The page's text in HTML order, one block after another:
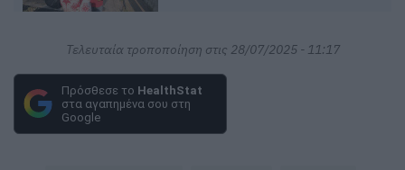
Τελευταία τροποποίηση στις 28/07/2025 - 11:17
Πρόσθεσε το HealthStat
στα αγαπημένα σου στη
Google